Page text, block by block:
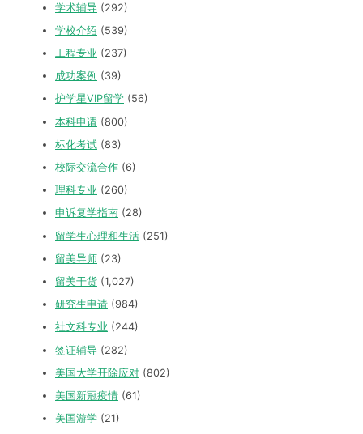
学术辅导 (292)
学校介绍 (539)
工程专业 (237)
成功案例 (39)
护学星VIP留学 (56)
本科申请 (800)
标化考试 (83)
校际交流合作 (6)
理科专业 (260)
申诉复学指南 (28)
留学生心理和生活 (251)
留美导师 (23)
留美干货 (1,027)
研究生申请 (984)
社文科专业 (244)
签证辅导 (282)
美国大学开除应对 (802)
美国新冠疫情 (61)
美国游学 (21)